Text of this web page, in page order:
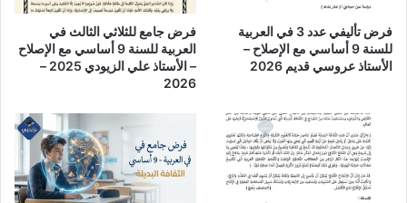
فرض تأليفي عدد 3 في العربية
للسنة 9 أساسي مع الإصلاح –
الأستاذ عروسي قديم 2026
فرض جامع للثلاثي الثالث في
العربية للسنة 9 أساسي مع الإصلاح
– الأستاذ علي الزيودي 2025 –
2026